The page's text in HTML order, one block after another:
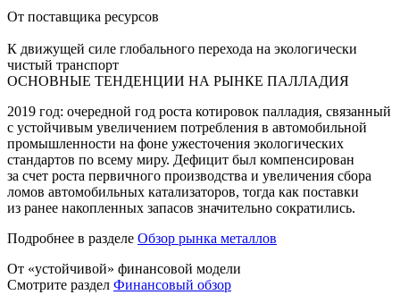
От поставщика ресурсов
К движущей силе глобального перехода на экологически
чистый транспорт
ОСНОВНЫЕ ТЕНДЕНЦИИ НА РЫНКЕ ПАЛЛАДИЯ
2019 год: очередной год роста котировок палладия, связанный
с устойчивым увеличением потребления в автомобильной
промышленности на фоне ужесточения экологических
стандартов по всему миру. Дефицит был компенсирован
за счет роста первичного производства и увеличения сбора
ломов автомобильных катализаторов, тогда как поставки
из ранее накопленных запасов значительно сократились.
Подробнее в разделе Обзор рынка металлов
От «устойчивой» финансовой модели
Смотрите раздел Финансовый обзор